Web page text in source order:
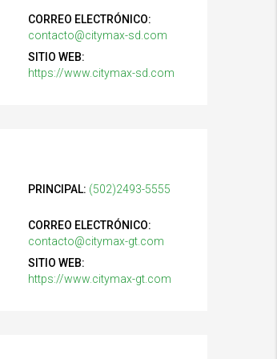
CORREO ELECTRÓNICO:
contacto@citymax-sd.com
SITIO WEB:
https://www.citymax-sd.com
PRINCIPAL: (502)2493-5555
CORREO ELECTRÓNICO:
contacto@citymax-gt.com
SITIO WEB:
https://www.citymax-gt.com